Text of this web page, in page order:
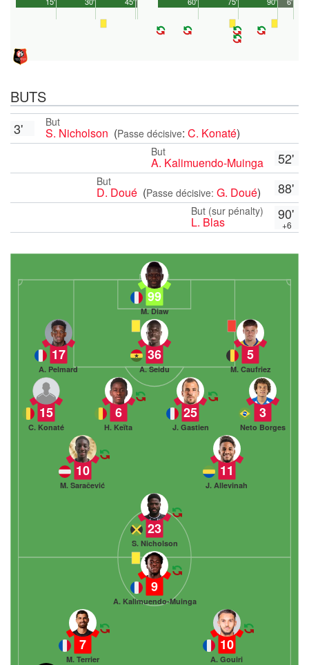
BUTS
But
S. Nicholson (Passe décisive: C. Konaté)
3'
52'
But
A. Kalimuendo-Muinga
88'
But
D. Doué (Passe décisive: G. Doué)
90'
+6
But (sur pénalty)
L. Blas
99
M. Diaw
5
M. Caufriez
36
A. Seidu
17
A. Pelmard
3
Neto Borges
25
J. Gastien
6
H. Keïta
15
C. Konaté
11
J. Allevinah
10
M. Saračević
23
S. Nicholson
7
M. Terrier
10
A. Gouiri
9
A. Kalimuendo-Muinga